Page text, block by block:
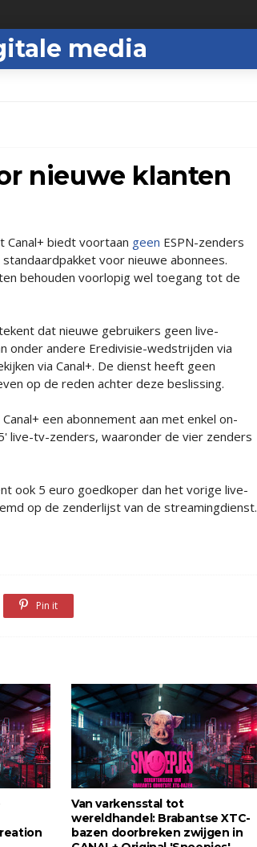
media
nieuwe klanten
Canal+ biedt voortaan geen ESPN-zenders
standaardpakket voor nieuwe abonnees.
behouden voorlopig wel toegang tot de
dat nieuwe gebruikers geen live-
onder andere Eredivisie-wedstrijden via
via Canal+. De dienst heeft geen
op de reden achter deze beslissing.
een abonnement aan met enkel on-
live-tv-zenders, waaronder de vier zenders
ook 5 euro goedkoper dan het vorige live-
op de zenderlijst van de streamingdienst.
Pin it
Van varkensstal tot
wereldhandel: Brabantse XTC-
bazen doorbreken zwijgen in